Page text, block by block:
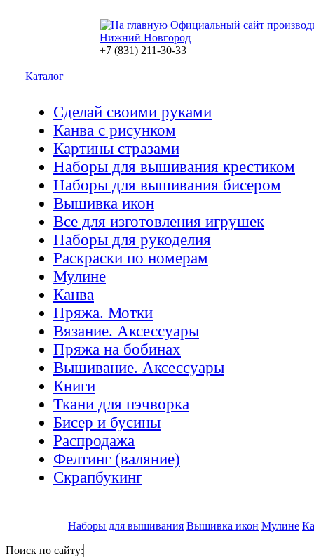
Официальный сайт
Нижний Новгород
+7 (831) 211-30-33
Каталог
Сделай своими руками
Канва с рисунком
Картины стразами
Наборы для вышивания крестиком
Наборы для вышивания бисером
Вышивка икон
Все для изготовления игрушек
Наборы для рукоделия
Раскраски по номерам
Мулине
Канва
Пряжа. Мотки
Вязание. Аксессуары
Пряжа на бобинах
Вышивание. Аксессуары
Книги
Ткани для пэчворка
Бисер и бусины
Распродажа
Фелтинг (валяние)
Скрапбукинг
Наборы для вышивания Вышивка икон Мулине
Поиск по сайту: